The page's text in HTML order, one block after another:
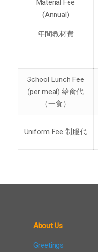
Material Fee
(Annual)
年間教材費
School Lunch Fee
(per meal) 給食代
（一食）
Uniform Fee 制服代
About Us
Greetings